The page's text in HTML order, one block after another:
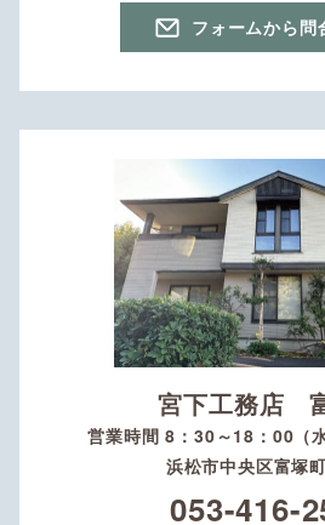
フォームから問
宮下工務店
営業時間 8：30～18：00（
浜松市中央区富塚
053-416-